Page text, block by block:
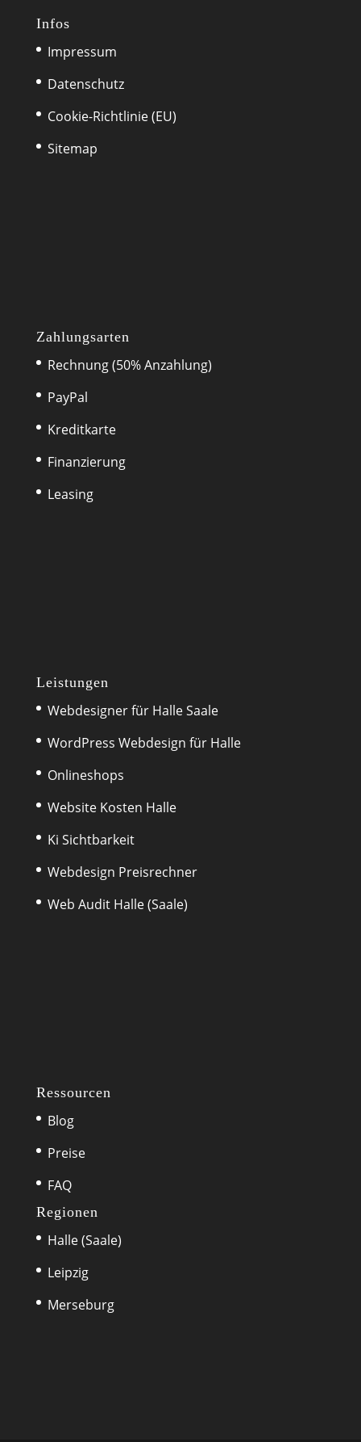
Infos
Impressum
Datenschutz
Cookie-Richtlinie (EU)
Sitemap
Zahlungsarten
Rechnung (50% Anzahlung)
PayPal
Kreditkarte
Finanzierung
Leasing
Leistungen
Webdesigner für Halle Saale
WordPress Webdesign für Halle
Onlineshops
Website Kosten Halle
Ki Sichtbarkeit
Webdesign Preisrechner
Web Audit Halle (Saale)
Ressourcen
Blog
Preise
FAQ
Regionen
Halle (Saale)
Leipzig
Merseburg